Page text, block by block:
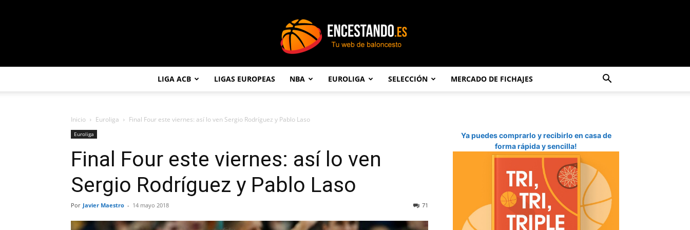
LIGA ACB LIGAS EUROPEAS NBA EUROLIGA SELECCIÓN MERCADO DE FICHAJES
Inicio Euroliga Final Four este viernes: así lo ven Sergio Rodríguez y Pablo Laso
Euroliga
Final Four este viernes: así lo ven
Sergio Rodríguez y Pablo Laso
Por Javier Maestro - 14 mayo 2018 71
Ya puedes comprarlo y recibirlo en casa de
forma rápida y sencilla!